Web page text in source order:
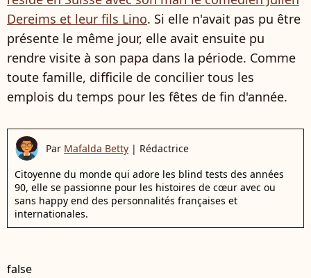
Dereims et leur fils Lino. Si elle n'avait pas pu être
présente le même jour, elle avait ensuite pu
rendre visite à son papa dans la période. Comme
toute famille, difficile de concilier tous les
emplois du temps pour les fêtes de fin d'année.
Par Mafalda Betty | Rédactrice
Citoyenne du monde qui adore les blind tests des années
90, elle se passionne pour les histoires de cœur avec ou
sans happy end des personnalités françaises et
internationales.
false